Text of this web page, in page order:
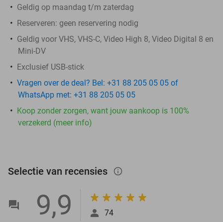
Geldig op maandag t/m zaterdag
Reserveren: geen reservering nodig
Geldig voor VHS, VHS-C, Video High 8, Video Digital 8 en
Mini-DV
Exclusief USB-stick
Vragen over de deal? Bel: +31 88 205 05 05 of
WhatsApp met: +31 88 205 05 05
Koop zonder zorgen, want jouw aankoop is 100%
verzekerd (meer info)
Selectie van recensies info_outlined
9,9 74